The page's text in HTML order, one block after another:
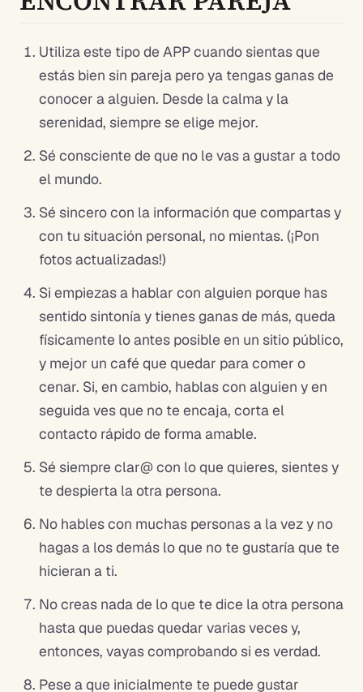
Utiliza este tipo de APP cuando sientas que
estás bien sin pareja pero ya tengas ganas de
conocer a alguien. Desde la calma y la
serenidad, siempre se elige mejor.
Sé consciente de que no le vas a gustar a todo
el mundo.
Sé sincero con la información que compartas y
con tu situación personal, no mientas. (¡Pon
fotos actualizadas!)
Si empiezas a hablar con alguien porque has
sentido sintonía y tienes ganas de más, queda
físicamente lo antes posible en un sitio público,
y mejor un café que quedar para comer o
cenar. Si, en cambio, hablas con alguien y en
seguida ves que no te encaja, corta el
contacto rápido de forma amable.
Sé siempre clar@ con lo que quieres, sientes y
te despierta la otra persona.
No hables con muchas personas a la vez y no
hagas a los demás lo que no te gustaría que te
hicieran a ti.
No creas nada de lo que te dice la otra persona
hasta que puedas quedar varias veces y,
entonces, vayas comprobando si es verdad.
Pese a que inicialmente te puede gustar